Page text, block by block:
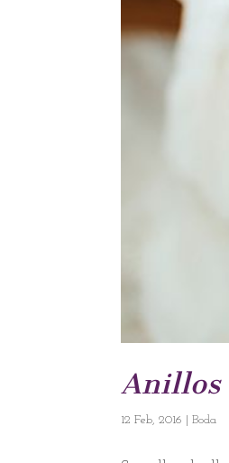
12 Feb, 2016 |Boda